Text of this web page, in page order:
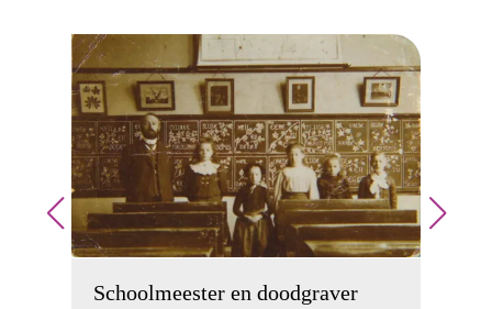
Schoolmeester en doodgraver